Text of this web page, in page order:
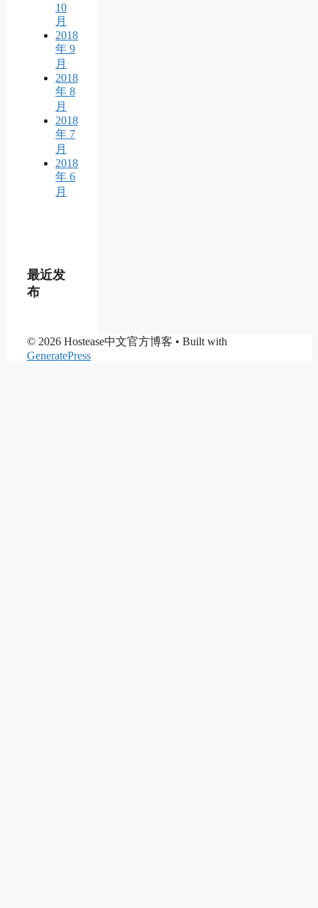
10
月
2018
年 9
月
2018
年 8
月
2018
年 7
月
2018
年 6
月
最近发
布
© 2026 Hostease中文官方博客 • Built with
GeneratePress